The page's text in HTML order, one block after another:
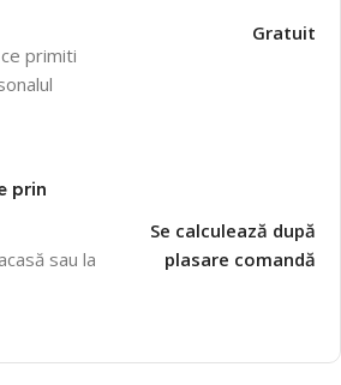
primiti
Gratuit
prin
sau la
Se calculează după
plasare comandă